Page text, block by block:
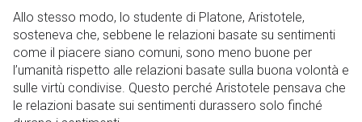
Allo stesso modo, lo studente di Platone, Aristotele,
sosteneva che, sebbene le relazioni basate su sentimenti
come il piacere siano comuni, sono meno buone per
l’umanità rispetto alle relazioni basate sulla buona volontà e
sulle virtù condivise. Questo perché Aristotele pensava che
le relazioni basate sui sentimenti durassero solo finché